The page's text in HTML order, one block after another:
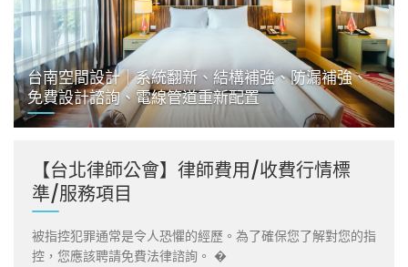
台南空間設計｜系統翻新、結構補強、防漏補強、
免費設計諮詢、電線管道重新配置
【台北律師公會】律師費用/收費行情標
準/服務項目
被指控犯罪通常是令人恐懼的經歷。為了確保您了解對您的指
控，您應該聘請免費法律諮詢。 �